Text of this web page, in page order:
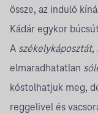
össze, az induló
Kádár egykor
A székelykáposztát,
elmaradhatatlan
kóstolhatjuk meg,
reggelivel és